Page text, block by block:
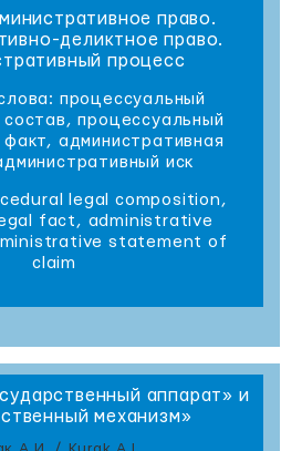
право.
деликтное право.
процесс
процессуальный
процессуальный
административная
иск
legal composition,
fact, administrative
statement of
claim
аппарат» и
механизм»